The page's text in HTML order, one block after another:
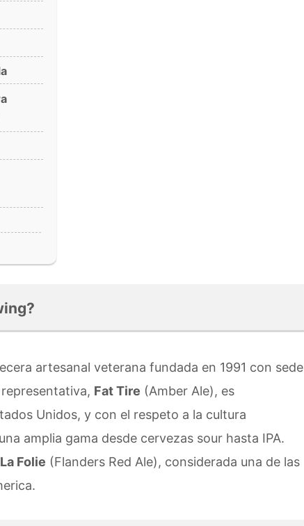
artesanal veterana fundada en 1991 con sede
Fat Tire (Amber Ale), es
Unidos, y con el respeto a la cultura
amplia gama desde cervezas sour hasta IPA.
La Folie (Flanders Red Ale), considerada una de las